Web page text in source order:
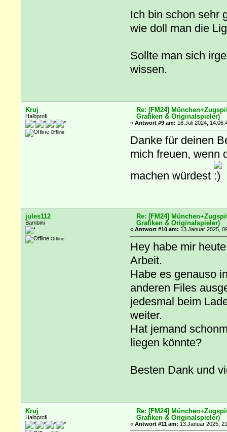
Ich bin schon sehr
wie doll man die
Sollte man sich
wissen.
Kruj
Halbprofi
Offline
Re: [FM24]
Grafiken & Originalspieler)
« Antwort #9 am: 16.Juli 2024,
Danke für deinen
mich freuen, wenn
machen würdest
jules112
Bambini
Offline
Re: [FM24]
Grafiken & Originalspieler)
« Antwort #10 am: 13.Januar 2025,
Hey habe mir
Arbeit.
Habe es genauso
anderen Files
jedesmal beim
weiter.
Hat jemand
liegen könnte?
Besten Dank und
Kruj
Halbprofi
Re: [FM24]
Grafiken & Originalspieler)
« Antwort #11 am: 13.Januar 2025,